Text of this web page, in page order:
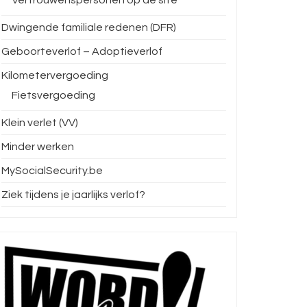
Dwingende familiale redenen (DFR)
Geboorteverlof – Adoptieverlof
Kilometervergoeding
Fietsvergoeding
Klein verlet (VV)
Minder werken
MySocialSecurity.be
Ziek tijdens je jaarlijks verlof?